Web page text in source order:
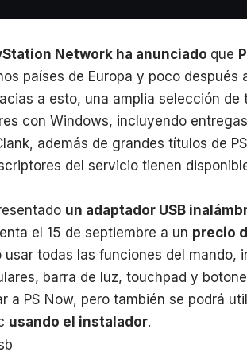
Network ha anunciado que
países de Europa y poco después
a esto, una amplia selección
con Windows, incluyendo
además de grandes títulos de
del servicio tienen
un adaptador USB
el 15 de septiembre a un precio
usar todas las funciones del mando,
barra de luz, touchpad y
a PS Now, pero también se podrá
usando el instalador.